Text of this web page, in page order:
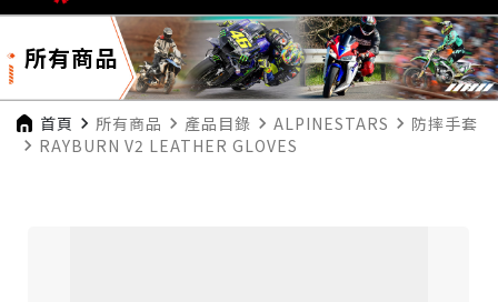
所有商品
首頁 navigate_next 所有商品 navigate_next 產品目錄 navigate_next ALPINESTARS navigate_next 防摔手套
navigate_next RAYBURN V2 LEATHER GLOVES